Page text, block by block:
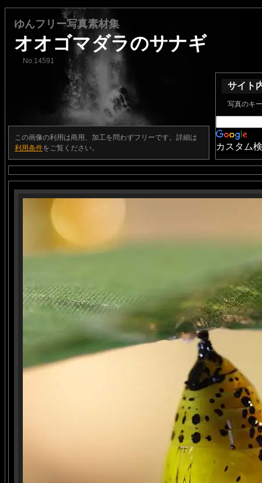
ゆんフリー写真素材集
オオゴマダラのサナギ
No.14591
この画像の利用は商用、加工を問わずフリーです。詳細は
利用条件をご覧ください。
サイト
写真のキ
カスタム